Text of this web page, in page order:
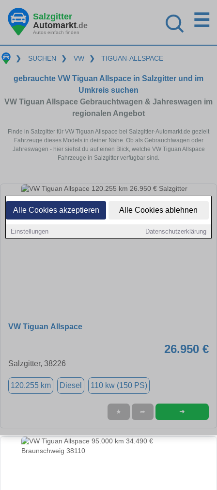
Alle Cookies akzeptieren Alle Cookies ablehnen
Einstellungen Datenschutzerklärung
Salzgitter
Automarkt.de
Autos einfach finden
☰
❯ SUCHEN ❯ VW ❯ TIGUAN-ALLSPACE
gebrauchte VW Tiguan Allspace in Salzgitter und im
Umkreis suchen
VW Tiguan Allspace Gebrauchtwagen & Jahreswagen im
regionalen Angebot
Finde in Salzgitter für VW Tiguan Allspace bei Salzgitter-Automarkt.de gezielt
Fahrzeuge dieses Models in deiner Nähe. Ob als Gebrauchtwagen oder
Jahreswagen - hier siehst du auf einen Blick, welche VW Tiguan Allspace
Fahrzeuge in Salzgitter verfügbar sind.
VW Tiguan Allspace
26.950 €
Salzgitter, 38226
120.255 km Diesel 110 kw (150 PS)
★ ➦ ➜